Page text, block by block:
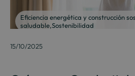
Eficiencia energética y construcción
saludable,Sostenibilidad
15/10/2025